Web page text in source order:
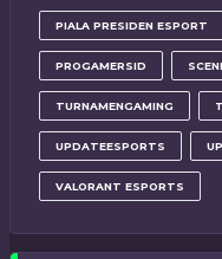
PIALA PRESIDEN ESPORT
PROGAMERSID
TURNAMENGAMING
UPDATEESPORTS
VALORANT ESPORTS